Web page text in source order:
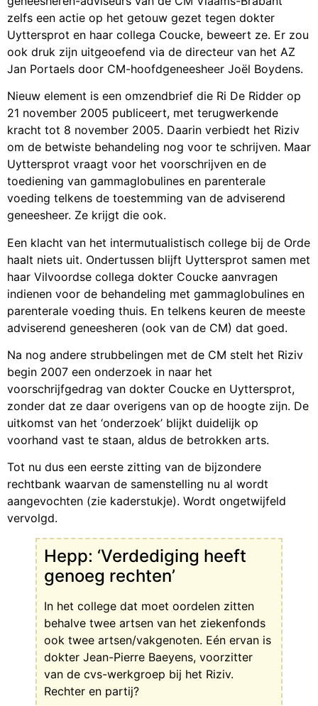
zelfs een actie op het getouw gezet tegen dokter
Uyttersprot en haar collega Coucke, beweert ze. Er zou
ook druk zijn uitgeoefend via de directeur van het AZ
Jan Portaels door CM-hoofdgeneesheer Joël Boydens.
Nieuw element is een omzendbrief die Ri De Ridder op
21 november 2005 publiceert, met terugwerkende
kracht tot 8 november 2005. Daarin verbiedt het Riziv
om de betwiste behandeling nog voor te schrijven. Maar
Uyttersprot vraagt voor het voorschrijven en de
toediening van gammaglobulines en parenterale
voeding telkens de toestemming van de adviserend
geneesheer. Ze krijgt die ook.
Een klacht van het intermutualistisch college bij de Orde
haalt niets uit. Ondertussen blijft Uyttersprot samen met
haar Vilvoordse collega dokter Coucke aanvragen
indienen voor de behandeling met gammaglobulines en
parenterale voeding thuis. En telkens keuren de meeste
adviserend geneesheren (ook van de CM) dat goed.
Na nog andere strubbelingen met de CM stelt het Riziv
begin 2007 een onderzoek in naar het
voorschrijfgedrag van dokter Coucke en Uyttersprot,
zonder dat ze daar overigens van op de hoogte zijn. De
uitkomst van het ‘onderzoek’ blijkt duidelijk op
voorhand vast te staan, aldus de betrokken arts.
Tot nu dus een eerste zitting van de bijzondere
rechtbank waarvan de samenstelling nu al wordt
aangevochten (zie kaderstukje). Wordt ongetwijfeld
vervolgd.
Hepp: ‘Verdediging heeft
genoeg rechten’
In het college dat moet oordelen zitten
behalve twee artsen van het ziekenfonds
ook twee artsen/vakgenoten. Eén ervan is
dokter Jean-Pierre Baeyens, voorzitter
van de cvs-werkgroep bij het Riziv.
Rechter en partij?